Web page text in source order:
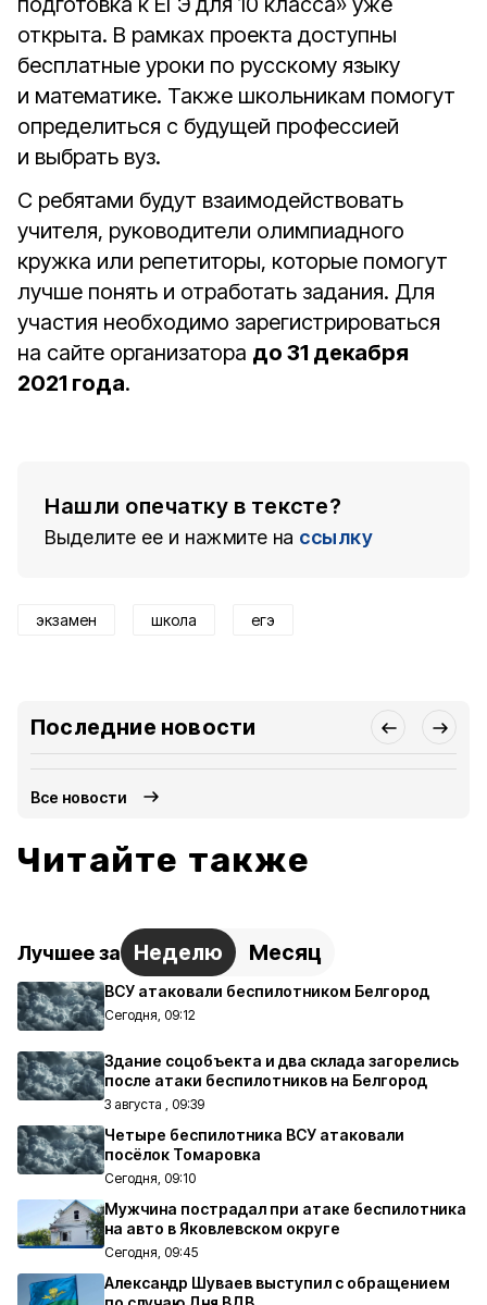
открыта. В рамках проекта доступны
бесплатные уроки по русскому языку
и математике. Также школьникам помогут
определиться с будущей профессией
и выбрать вуз.
С ребятами будут взаимодействовать
учителя, руководители олимпиадного
кружка или репетиторы, которые помогут
лучше понять и отработать задания. Для
участия необходимо зарегистрироваться
на сайте организатора до 31 декабря
2021 года.
Нашли опечатку в тексте?
Выделите ее и нажмите на ссылку
экзамен школа егэ
Последние новости
Все новости
Читайте также
Лучшее за Неделю Месяц
ВСУ атаковали беспилотником Белгород
Сегодня, 09:12
Здание соцобъекта и два склада загорелись
после атаки беспилотников на Белгород
3 августа , 09:39
Четыре беспилотника ВСУ атаковали
посёлок Томаровка
Сегодня, 09:10
Мужчина пострадал при атаке беспилотника
на авто в Яковлевском округе
Сегодня, 09:45
Александр Шуваев выступил с обращением